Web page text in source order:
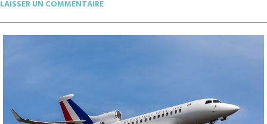
LAISSER UN COMMENTAIRE